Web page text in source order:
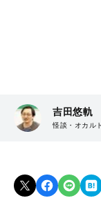
吉田悠軌
怪談・オカル